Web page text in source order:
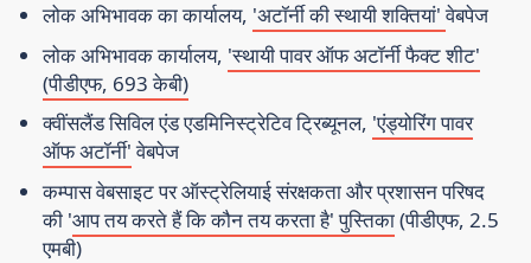
लोक अभिभावक का कार्यालय, 'अटॉर्नी की स्थायी शक्तियां'वेबपेज
लोक अभिभावक कार्यालय, 'स्थायी पावर ऑफ अटॉर्नी फैक्ट शीट'
(पीडीएफ, 693 केबी)
क्वींसलैंड सिविल एंड एडमिनिस्ट्रेटिव ट्रिब्यूनल, 'एंड्योरिंग पावर
ऑफ अटॉर्नी'वेबपेज
कम्पास वेबसाइट पर ऑस्ट्रेलियाई संरक्षकता और प्रशासन परिषद
की 'आप तय करते हैं कि कौन तय करता है' पुस्तिका(पीडीएफ, 2.5
एमबी)